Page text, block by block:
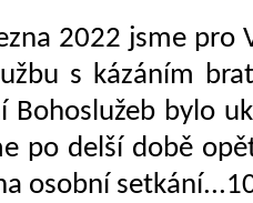
2022 jsme pro
s kázáním
Bohoslužeb bylo
po delší době
osobní